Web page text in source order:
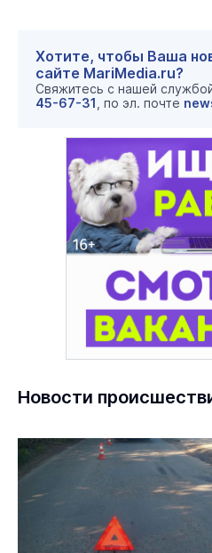
Хотите, чтобы Ваша
сайте MariMedia.ru?
Свяжитесь с нашей
45-67-31 , по эл. почте
Новости